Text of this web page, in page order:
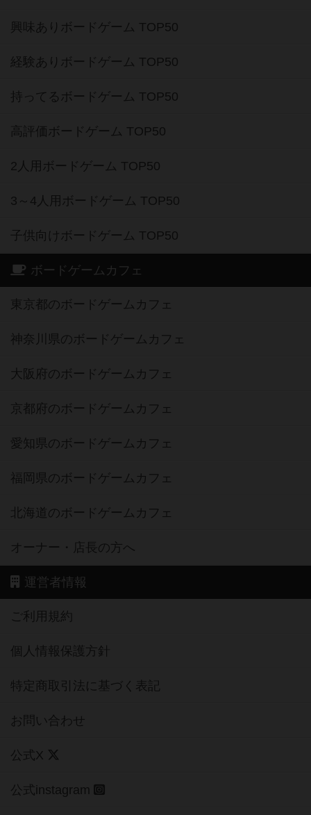
興味ありボードゲーム TOP50
経験ありボードゲーム TOP50
持ってるボードゲーム TOP50
高評価ボードゲーム TOP50
2人用ボードゲーム TOP50
3～4人用ボードゲーム TOP50
子供向けボードゲーム TOP50
ボードゲームカフェ
東京都のボードゲームカフェ
神奈川県のボードゲームカフェ
大阪府のボードゲームカフェ
京都府のボードゲームカフェ
愛知県のボードゲームカフェ
福岡県のボードゲームカフェ
北海道のボードゲームカフェ
オーナー・店長の方へ
運営者情報
ご利用規約
個人情報保護方針
特定商取引法に基づく表記
お問い合わせ
公式X
公式instagram